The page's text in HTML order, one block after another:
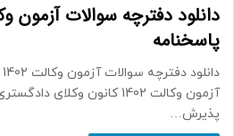
پاسخنامه
پذیرش…